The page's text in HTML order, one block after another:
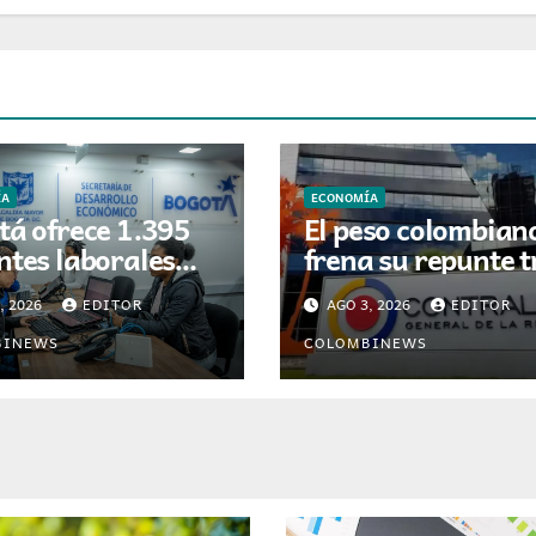
ofrece 1.395
laborales
hasta el 8 de
2026
EDITOR
ECONOMÍA
El peso
frena su repunte
medidas del
la República
AGO 3, 2026
EDITOR
COLOMBINEWS